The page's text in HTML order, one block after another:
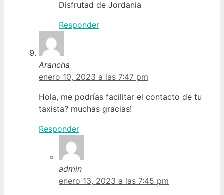
Disfrutad de Jordania
Responder
Arancha
enero 10, 2023 a las 7:47 pm
Hola, me podrías facilitar el contacto de tu
taxista? muchas gracias!
Responder
admin
enero 13, 2023 a las 7:45 pm